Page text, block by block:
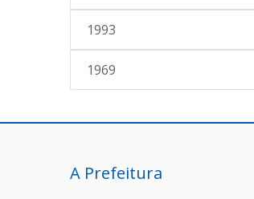
1993
1969
A Prefeitura